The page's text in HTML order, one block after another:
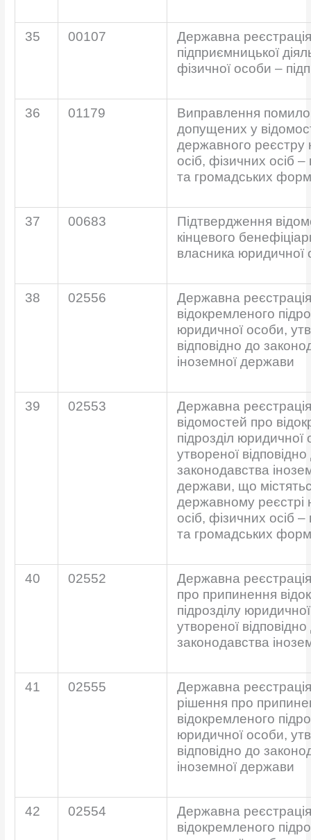
35 00107
Державна
підприємницької
фізичної особи –
36 01179
Виправлення
допущених у
державного
осіб, фізичних осіб –
та громадських
37 00683
Підтвердження
кінцевого
власника юридичної
38 02556
Державна
відокремленого
юридичної особи,
відповідно до
іноземної держави
39 02553
Державна
відомостей про
підрозділ юридичної
утвореної
законодавства
держави, що
державному реєстрі
осіб, фізичних осіб –
та громадських
40 02552
Державна
про припинення
підрозділу
утвореної
законодавства
41 02555
Державна реєстрація
рішення про
відокремленого
юридичної особи,
відповідно до
іноземної держави
42 02554
Державна
відокремленого